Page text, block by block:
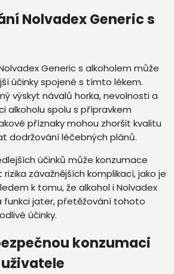
Nolvadex Generic s
Generic s alkoholem může
účinky spojené s tímto lékem.
výskyt návalů horka, nevolnosti a
alkoholu spolu s přípravkem
příznaky mohou zhoršit kvalitu
dodržování léčebných plánů.
účinků může konzumace
závažnějších komplikací, jako je
k tomu, že alkohol i Nolvadex
funkci jater, přetěžování tohoto
účinky.
konzumaci